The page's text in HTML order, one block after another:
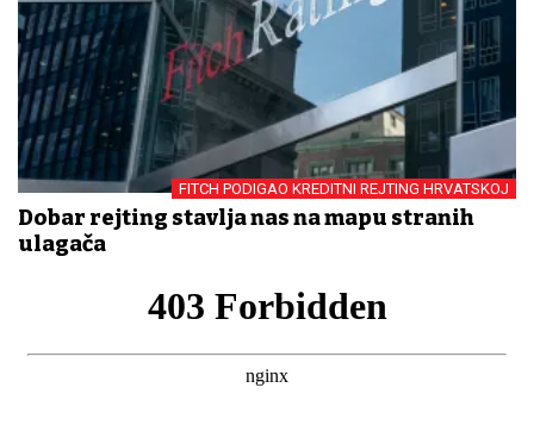
FITCH PODIGAO KREDITNI REJTING HRVATSKOJ
Dobar rejting stavlja nas na mapu stranih
ulagača